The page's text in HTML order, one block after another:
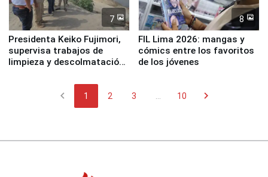
7
Presidenta Keiko Fujimori,
supervisa trabajos de
limpieza y descolmatación
8
FIL Lima 2026: mangas y
cómics entre los favoritos
de los jóvenes
chevron_left 1 2 3 10 chevron_right